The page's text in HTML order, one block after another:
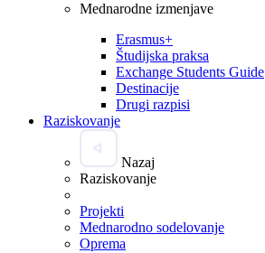
Mednarodne izmenjave
Erasmus+
Študijska praksa
Exchange Students Guide
Destinacije
Drugi razpisi
Raziskovanje
Nazaj
Raziskovanje
Projekti
Mednarodno sodelovanje
Oprema